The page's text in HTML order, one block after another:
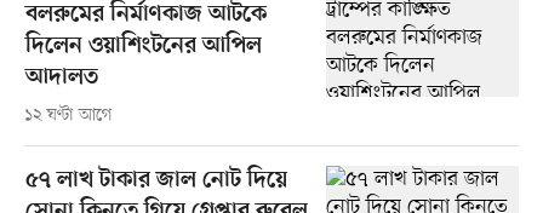
বলরুমের নির্মাণকাজ আটকে
দিলেন ওয়াশিংটনের আপিল
আদালত
১২ ঘণ্টা আগে
৫৭ লাখ টাকার জাল নোট দিয়ে